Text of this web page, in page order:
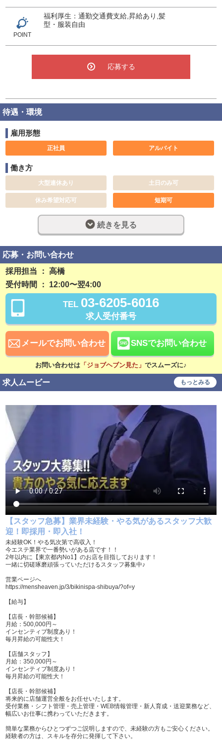
POINT
福利厚生：通勤交通費支給,昇給あり,髪
型・服装自由
応募する
待遇・環境
雇用形態
正社員 アルバイト
働き方
大型連休あり 土日のみ可
休み希望対応可 短期可
長期歓迎 週休2日制
完全週休2日制 社員登用制度あり
残業なし
稼ぎ方
日払い可
賞与あり 昇給あり
待遇
社会保険完備 交通費支給
寮・社宅あり 研修あり
こだわり
経験者歓迎
シニア歓迎
大学生歓迎 主婦・主夫歓迎
即日勤務可 掛け持ち可
学歴不問 履歴書不要
幹部候補 車･バイク通勤可
髪型自由
制服貸与
入社祝い金支給
WEB面接OK
即日採用合否通達可
続きを見る
応募・お問い合わせ
採用担当 ： 高橋
受付時間 ： 12:00〜翌4:00
TEL 03-6205-6016
求人受付番号
メールでお問い合わせ SNSでお問い合わせ
お問い合わせは 「ジョブヘブン見た」 でスムーズに♪
求人ムービー もっとみる
【スタッフ急募】業界未経験・やる気があるスタッフ大歓
迎！即採用・即入社！
未経験OK！やる気次第で高収入！
今エステ業界で一番勢いがある店です！！
2年以内に【東京都内No1】のお店を目指しております！
一緒に切磋琢磨頑張っていただけるスタッフ募集中♪
営業ページへ
https://mensheaven.jp/3/bikinispa-shibuya/?of=y
【給与】
【店長・幹部候補】
月給：500,000円～
インセンティブ制度あり！
毎月昇給の可能性大！
【店舗スタッフ】
月給：350,000円～
インセンティブ制度あり！
毎月昇給の可能性大！
【店長・幹部候補】
将来的に店舗運営全般をお任せいたします。
受付業務・シフト管理・売上管理・WEB情報管理・新人育成・送迎業務など、
幅広いお仕事に携わっていただきます。
簡単な業務からひとつずつご説明しますので、未経験の方もご安心ください。
経験者の方は、スキルを存分に発揮して下さい。